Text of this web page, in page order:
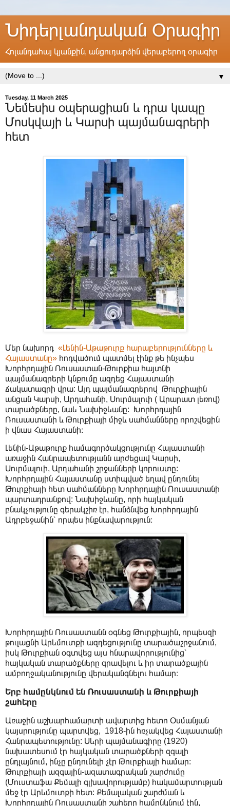
Նիդերլանդական Օրագիր
Հոլանդահայ կյանքին, անցուդարձին վերաբերող օրագիր
▼
Tuesday, 11 March 2025
Նեմեսիս օպերացիան և դրա կապը
Մոսկվայի և Կարսի պայմանագրերի
հետ
Մեր նախորդ «Լենին-Աթաթուրք հարաբերությունները և
Հայաստանը» հոդվածում պատմել էինք թե ինչպես
Խորհրդային Ռուսաստան-Թուրքիա հայտնի
պայմանագրերի կնքումը ազդեց Հայաստանի
ճակատագրի վրա: Այդ պայմանագրերով Թուրքիային
անցան Կարսի, Արդահանի, Սուրմալուի ( Արարատ լեռով)
տարածքները, նաև Նախիջևանը: Խորհրդային
Ռուսաստանի և Թուրքիայի միջև սահմանները որոշվեցին
ի վնաս Հայաստանի։
Լենին-Աթաթուրք համագործակցությունը Հայաստանի
առաջին Հանրապետությանն արժեցավ Կարսի,
Սուրմալուի, Արդահանի շրջանների կորուստը:
Խորհրդային Հայաստանը ստիպված եղավ ընդունել
Թուրքիայի հետ սահմանները Խորհրդային Ռուսաստանի
պարտադրանքով: Նախիջևանը, որի հայկական
բնակչությունը գերակշիռ էր, հանձնվեց Խորհրդային
Ադրբեջանին՝ որպես ինքնավարություն։
Խորհրդային Ռուսաստանն օգնեց Թուրքիային, որպեսզի
թուլացնի Արևմուտքի ազդեցությունը տարածաշրջանում,
իսկ Թուրքիան օգտվեց այս հնարավորությունից՝
հայկական տարածքները գրավելու և իր տարածքային
ամբողջականությունը վերականգնելու համար։
Երբ համընկնում են Ռուսաստանի և Թուրքիայի
շահերը
Առաջին աշխարհամարտի ավարտից հետո Օսմանյան
կայսրությունը պարտվեց, 1918-ին հռչակվեց Հայաստանի
Հանրապետությունը: Սևրի պայմանագիրը (1920)
նախատեսում էր հայկական տարածքների զգալի
ընդլայնում, ինչը ընդունելի չէր Թուրքիայի համար:
Թուրքիայի ազգային-ազատագրական շարժումը
(Մուստաֆա Քեմալի գլխավորությամբ) հակամարտության
մեջ էր Արևմուտքի հետ: Քեմալական շարժման և
Խորհրդային Ռուսաստանի շահերը համընկնում էին,